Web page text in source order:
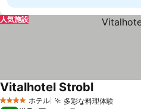
人気施設
4 ホテルのランク
ホテル 多彩な料理体験
Vitalhotel Strobl